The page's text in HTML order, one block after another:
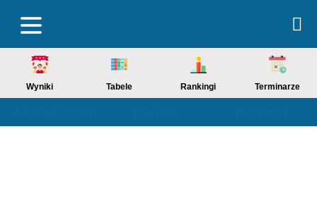
Wyniki Tabele Rankingi Terminarze